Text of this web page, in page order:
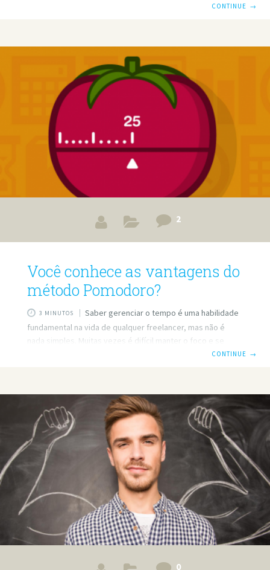
salário no final do mês e apostar em uma empreitada
de que consegue se sustentar apenas com o trabalho de
freelancer, pode iniciar aos poucos, conciliando a vida das
9h às 18h com as outras atividades. Só exige um
CONTINUE →
2
Você conhece as vantagens do
método Pomodoro?
3 MINUTOS
Saber gerenciar o tempo é uma habilidade
fundamental na vida de qualquer freelancer, mas não é
nada simples. Muitas vezes é difícil manter o foco e se
concentrar na tarefa à frente, principalmente com as
em questão, evitando também o desgaste que acaba
prejudicando a produtividade. Consiste em dividir as
atividades em pequenas janelas de trabalho de 25 minutos
com
CONTINUE →
0